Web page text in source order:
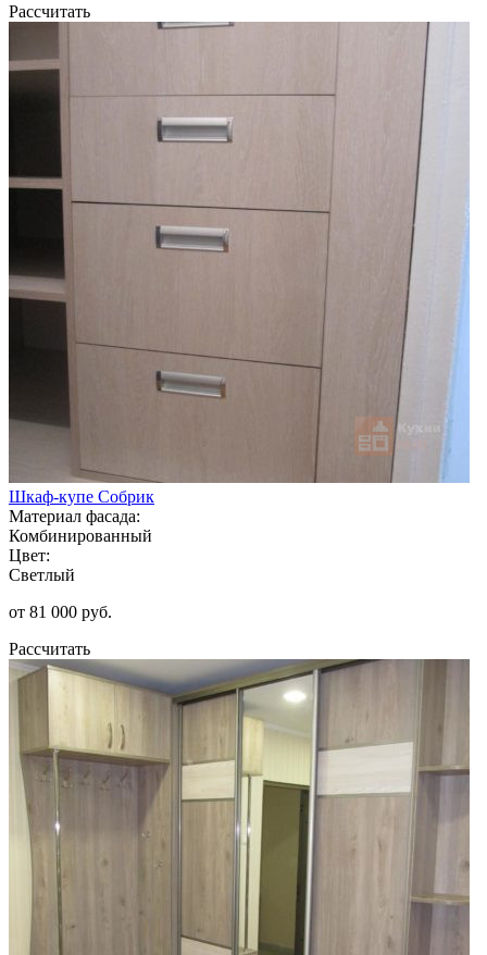
Рассчитать
Шкаф-купе Собрик
Материал фасада:
Комбинированный
Цвет:
Светлый
от 81 000 руб.
Рассчитать